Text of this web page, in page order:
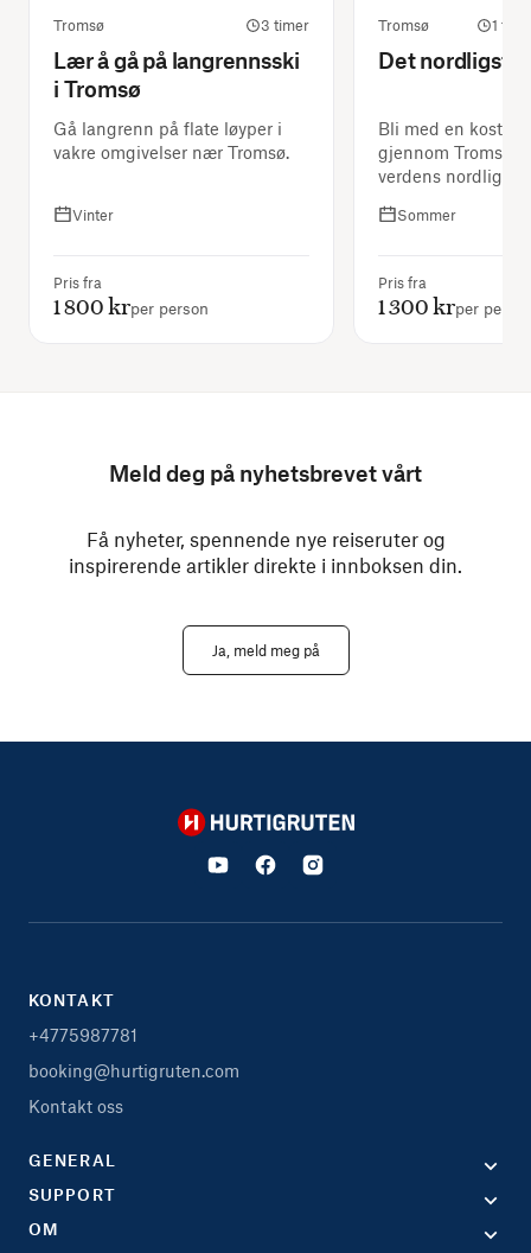
Tromsø 3 timer
Lær å gå på langrennsski
i Tromsø
Gå langrenn på flate løyper i
vakre omgivelser nær Tromsø.
Vinter
Pris fra
1 800 krper person
Tromsø 1
Det nordligste
Bli med en
gjennom Tromsø,
verdens nordligste
Sommer
Pris fra
1 300 krper
Meld deg på nyhetsbrevet vårt
Få nyheter, spennende nye reiseruter og
inspirerende artikler direkte i innboksen din.
Ja, meld meg på
Hurtigruten
KONTAKT
+4775987781
booking@hurtigruten.com
Kontakt oss
GENERAL
SUPPORT
OM